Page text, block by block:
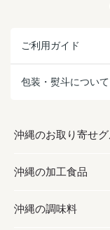
ご利用ガイド
包装・熨斗について
沖縄のお取り寄せグ
お取り寄せグルメ
フルーツ・野菜
沖縄の加工食品
加工食品
沖縄の調味料